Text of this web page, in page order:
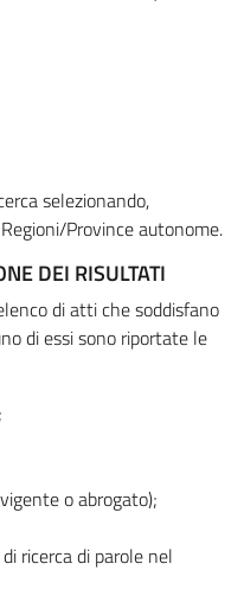
selezionando,
Province autonome.
DEI RISULTATI
di atti che soddisfano
di essi sono riportate le
o abrogato);
ricerca di parole nel